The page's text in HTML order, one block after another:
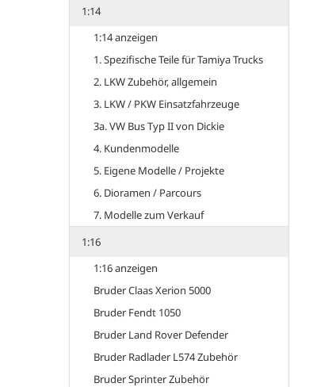
1:14
1:14 anzeigen
1. Spezifische Teile für Tamiya Trucks
2. LKW Zubehör, allgemein
3. LKW / PKW Einsatzfahrzeuge
3a. VW Bus Typ II von Dickie
4. Kundenmodelle
5. Eigene Modelle / Projekte
6. Dioramen / Parcours
7. Modelle zum Verkauf
1:16
1:16 anzeigen
Bruder Claas Xerion 5000
Bruder Fendt 1050
Bruder Land Rover Defender
Bruder Radlader L574 Zubehör
Bruder Sprinter Zubehör